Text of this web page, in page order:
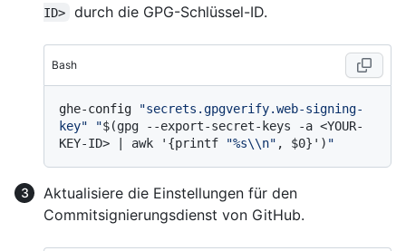
ID>
durch die GPG-Schlüssel-ID.
Bash
ghe-config
"secrets.gpgverify.web-signing-
key"
"$(gpg --export-secret-keys -a <YOUR-
KEY-ID> | awk '{printf
"%s\\n" , $0}') "
Aktualisiere die Einstellungen für den
Commitsignierungsdienst von GitHub.